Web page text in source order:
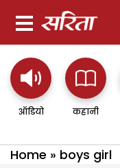
ऑडियो कहानी
Home » boys girl